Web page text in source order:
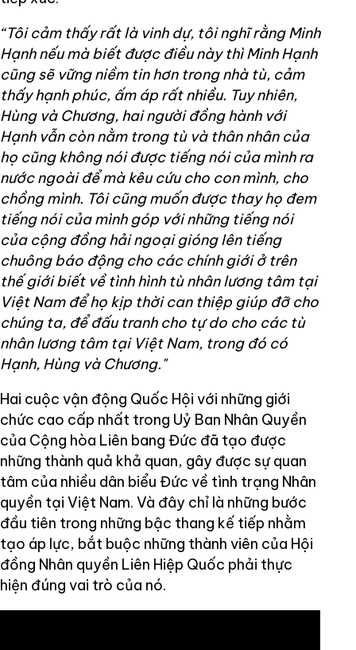
“Tôi cảm thấy rất là vinh dự, tôi nghĩ rằng Minh
Hạnh nếu mà biết được điều này thì Minh Hạnh
cũng sẽ vững niềm tin hơn trong nhà tù, cảm
thấy hạnh phúc, ấm áp rất nhiều. Tuy nhiên,
Hùng và Chương, hai người đồng hành với
Hạnh vẫn còn nằm trong tù và thân nhân của
họ cũng không nói được tiếng nói của mình ra
nước ngoài để mà kêu cứu cho con mình, cho
chồng mình. Tôi cũng muốn được thay họ đem
tiếng nói của mình góp với những tiếng nói
của cộng đồng hải ngoại gióng lên tiếng
chuông báo động cho các chính giới ở trên
thế giới biết về tình hình tù nhân lương tâm tại
Việt Nam để họ kịp thời can thiệp giúp đỡ cho
chúng ta, để đấu tranh cho tự do cho các tù
nhân lương tâm tại Việt Nam, trong đó có
Hạnh, Hùng và Chương."
Hai cuộc vận động Quốc Hội với những giới
chức cao cấp nhất trong Uỷ Ban Nhân Quyền
của Cộng hòa Liên bang Đức đã tạo được
những thành quả khả quan, gây được sự quan
tâm của nhiều dân biểu Đức về tình trạng Nhân
quyền tại Việt Nam. Và đây chỉ là những bước
đầu tiên trong những bậc thang kế tiếp nhằm
tạo áp lực, bắt buộc những thành viên của Hội
đồng Nhân quyền Liên Hiệp Quốc phải thực
hiện đúng vai trò của nó.